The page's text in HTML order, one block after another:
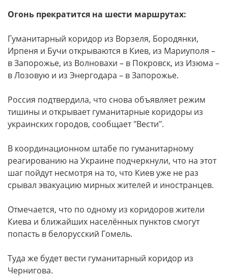
Огонь прекратится на шести маршрутах:
Гуманитарный коридор из Ворзеля, Бородянки,
Ирпеня и Бучи открываются в Киев, из Мариуполя –
в Запорожье, из Волновахи – в Покровск, из Изюма –
в Лозовую и из Энергодара – в Запорожье.
Россия подтвердила, что снова объявляет режим
тишины и открывает гуманитарные коридоры из
украинских городов, сообщает "Вести".
В координационном штабе по гуманитарному
реагированию на Украине подчеркнули, что на этот
шаг пойдут несмотря на то, что Киев уже не раз
срывал эвакуацию мирных жителей и иностранцев.
Отмечается, что по одному из коридоров жители
Киева и ближайших населённых пунктов смогут
попасть в белорусский Гомель.
Туда же будет вести гуманитарный коридор из
Чернигова.